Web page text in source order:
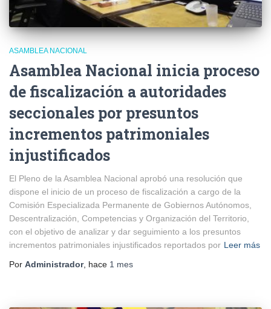
ASAMBLEA NACIONAL
Asamblea Nacional inicia proceso
de fiscalización a autoridades
seccionales por presuntos
incrementos patrimoniales
injustificados
El Pleno de la Asamblea Nacional aprobó una resolución que
dispone el inicio de un proceso de fiscalización a cargo de la
Comisión Especializada Permanente de Gobiernos Autónomos,
Descentralización, Competencias y Organización del Territorio,
con el objetivo de analizar y dar seguimiento a los presuntos
incrementos patrimoniales injustificados reportados por Leer más
Por Administrador, hace 1 mes